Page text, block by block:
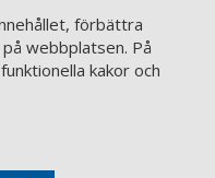
förbättra
webbplatsen. På
kakor och